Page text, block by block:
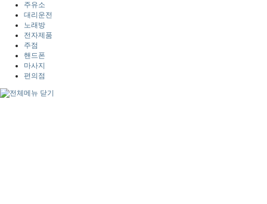
주유소
대리운전
노래방
전자제품
주점
핸드폰
마사지
편의점